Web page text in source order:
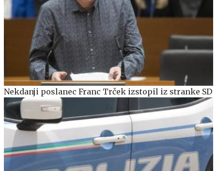
Nekdanji poslanec Franc Trček izstopil iz stranke SD